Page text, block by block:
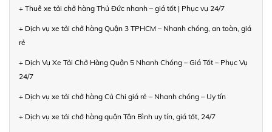
+ Thuê xe tải chở hàng Thủ Đức nhanh – giá tốt | Phục vụ 24/7
+ Dịch vụ xe tải chở hàng Quận 3 TPHCM – Nhanh chóng, an toàn, giá
rẻ
+ Dịch Vụ Xe Tải Chở Hàng Quận 5 Nhanh Chóng – Giá Tốt – Phục Vụ
24/7
+ Dịch vụ xe tải chở hàng Củ Chi giá rẻ – Nhanh chóng – Uy tín
+ Dịch vụ xe tải chở hàng quận Tân Bình uy tín, giá tốt, 24/7